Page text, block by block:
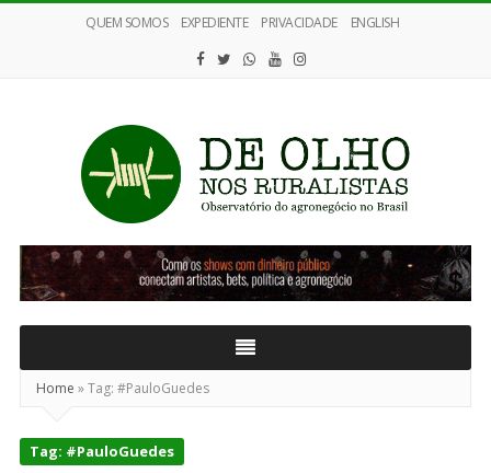
QUEM SOMOS EXPEDIENTE PRIVACIDADE ENGLISH
De
Olho
nos
Home »Tag: #PauloGuedes
Tag: #PauloGuedes